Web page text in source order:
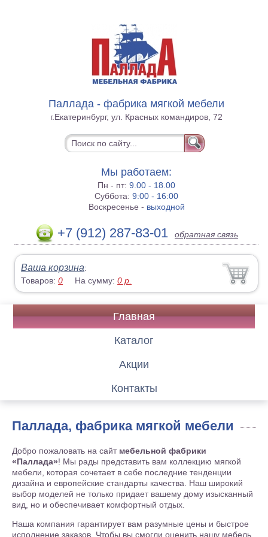
Паллада - фабрика мягкой мебели
г.Екатеринбург, ул. Красных командиров, 72
Мы работаем:
Пн - пт:9.00 - 18.00
Суббота:9:00 - 16:00
Воскресенье - выходной
+7 (912) 287-83-01 обратная связь
Ваша корзина:
Товаров:0 На сумму:0 р.
Главная
Каталог
Акции
Контакты
Паллада, фабрика мягкой мебели
Добро пожаловать на сайт мебельной фабрики
«Паллада»! Мы рады представить вам коллекцию мягкой
мебели, которая сочетает в себе последние тенденции
дизайна и европейские стандарты качества. Наш широкий
выбор моделей не только придает вашему дому изысканный
вид, но и обеспечивает комфортный отдых.
Наша компания гарантирует вам разумные цены и быстрое
исполнение заказов. Чтобы вы смогли оценить нашу мебель